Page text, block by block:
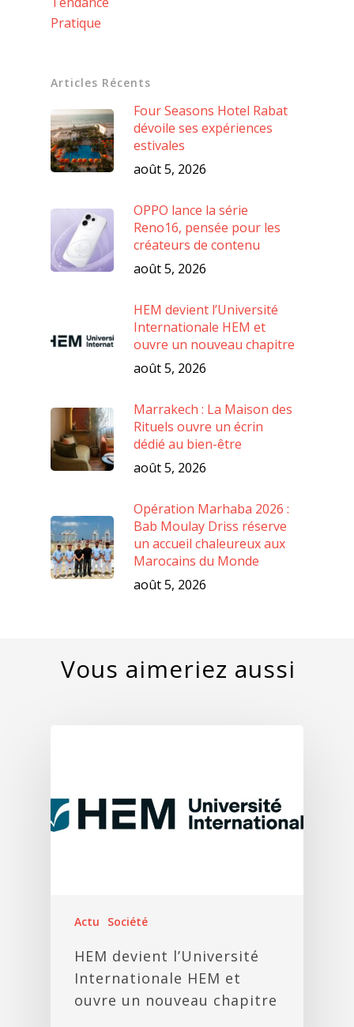
Pratique
Articles Récents
Four Seasons Hotel Rabat
dévoile ses expériences
estivales
août 5, 2026
OPPO lance la série
Reno16, pensée pour les
créateurs de contenu
août 5, 2026
HEM devient l’Université
Internationale HEM et
ouvre un nouveau chapitre
août 5, 2026
Marrakech : La Maison des
Rituels ouvre un écrin
dédié au bien-être
août 5, 2026
Opération Marhaba 2026 :
Bab Moulay Driss réserve
un accueil chaleureux aux
Marocains du Monde
août 5, 2026
Actu Société
HEM devient l’Université
Internationale HEM et
ouvre un nouveau chapitre